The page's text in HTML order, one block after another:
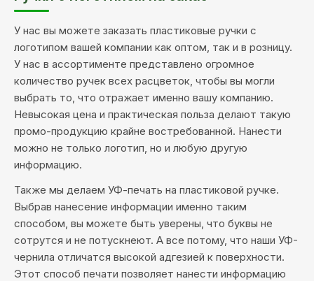
У нас вы можете заказать пластиковые ручки с
логотипом вашей компании как оптом, так и в розницу.
У нас в ассортименте представлено огромное
количество ручек всех расцветок, чтобы вы могли
выбрать то, что отражает именно вашу компанию.
Невысокая цена и практическая польза делают такую
промо-продукцию крайне востребованной. Нанести
можно не только логотип, но и любую другую
информацию.
Также мы делаем УФ-печать на пластиковой ручке.
Выбрав нанесение информации именно таким
способом, вы можете быть уверены, что буквы не
сотрутся и не потускнеют. А все потому, что наши УФ-
чернила отличатся высокой адгезией к поверхности.
Этот способ печати позволяет нанести информацию